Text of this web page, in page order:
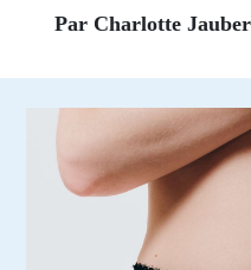
Par Charlotte